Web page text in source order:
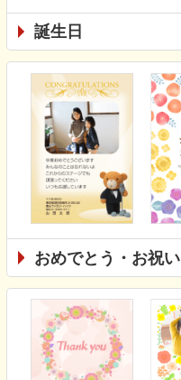
誕生日
おめでとう・お祝い